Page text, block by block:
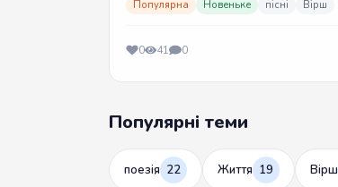
Популярна Новеньке пісні Вірш
0 41 0
Популярні теми
поезія 22 Життя 19 Вірш